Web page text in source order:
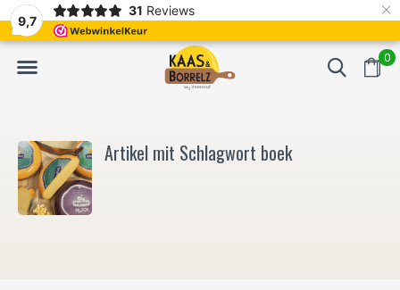
9,7
31 Reviews ×
0
Frisch geschnitten und vakuumverpackt. Meistens Lieferung
Artikel mit Schlagwort boek